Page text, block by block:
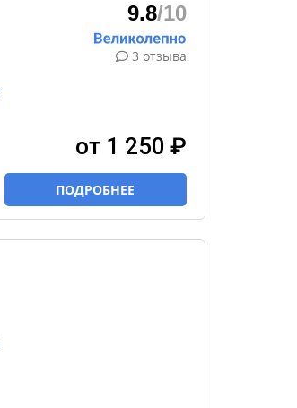
9.8/10
3 отзыва
от 1 250 ₽
ПОДРОБНЕЕ